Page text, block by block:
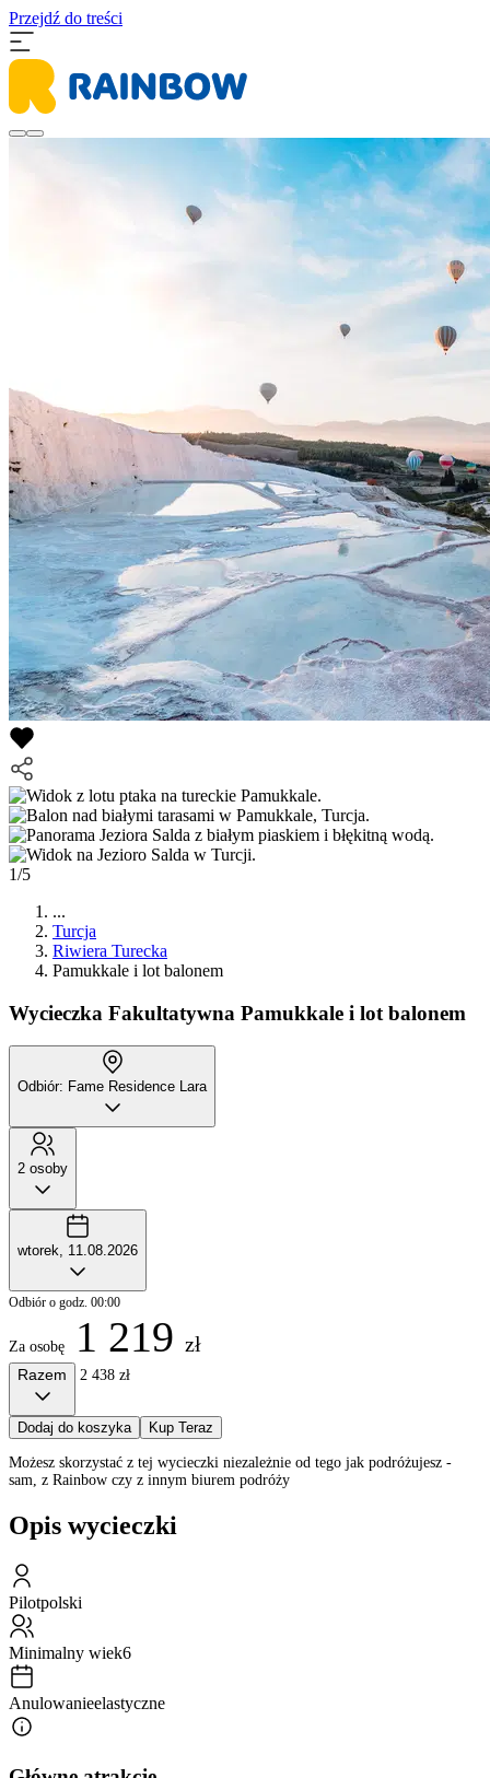
Przejdź do treści
1/5
...
Turcja
Riwiera Turecka
Pamukkale i lot balonem
Wycieczka Fakultatywna Pamukkale i lot balonem
Odbiór: Fame Residence Lara
2 osoby
wtorek, 11.08.2026
Odbiór o godz. 00:00
Za osobę 1 219 zł
Razem 2 438 zł
Dodaj do koszyka Kup Teraz
Możesz skorzystać z tej wycieczki niezależnie od tego jak podróżujesz -
sam, z Rainbow czy z innym biurem podróży
Opis wycieczki
Pilotpolski
Minimalny wiek6
Anulowanieelastyczne